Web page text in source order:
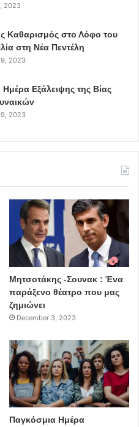
2023
Καθαρισμός στο Λόφο του
στη Νέα Πεντέλη
2023
Εξάλειψης της Βίας
2023
Μητσοτάκης -Σουνακ : Ένα
παράξενο θέατρο που μας
ζημιώνει
December 3, 2023
Παγκόσμια Ημέρα